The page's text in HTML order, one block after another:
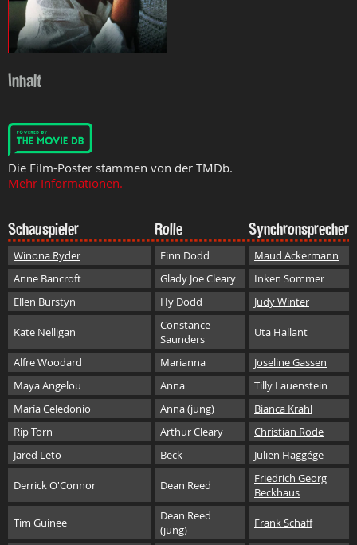
Inhalt
Die Film-Poster stammen von der TMDb.
Mehr Informationen.
Schauspieler Rolle Synchronsprecher
Winona Ryder Finn Dodd
Maud Ackermann
Anne Bancroft
Glady Joe Cleary
Inken Sommer
Ellen Burstyn
Hy Dodd Judy Winter
Kate Nelligan
Constance
Saunders
Uta Hallant
Alfre Woodard Marianna
Joseline Gassen
Maya Angelou
Anna
Tilly Lauenstein
María Celedonio
Anna (jung)
Bianca Krahl
Rip Torn
Arthur Cleary
Christian Rode
Jared Leto
Beck Julien Haggége
Derrick O'Connor Dean Reed
Friedrich Georg
Beckhaus
Tim Guinee
Dean Reed
(jung)
Frank Schaff